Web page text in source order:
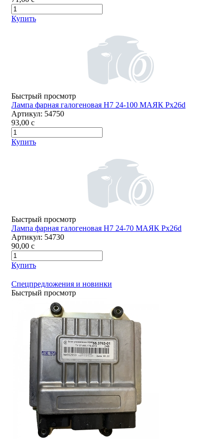
Купить
Быстрый просмотр
Лампа фарная галогеновая Н7 24-100 МАЯК Px26d
Артикул: 54750
93,00 c
Купить
Быстрый просмотр
Лампа фарная галогеновая Н7 24-70 МАЯК Px26d
Артикул: 54730
90,00 c
Купить
Спецпредложения и новинки
Быстрый просмотр